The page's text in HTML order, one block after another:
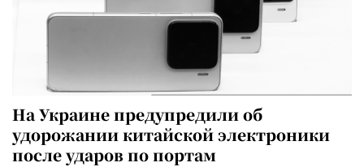
На Украине предупредили об
удорожании китайской электроники
после ударов по портам